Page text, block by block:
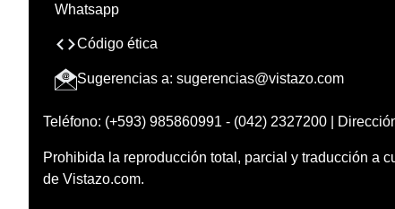
Código ética
Sugerencias a: sugerencias@vistazo.com
Teléfono: (+593) 985860991 - (042) 2327200 |
Prohibida la reproducción total, parcial y traducción a
de Vistazo.com.